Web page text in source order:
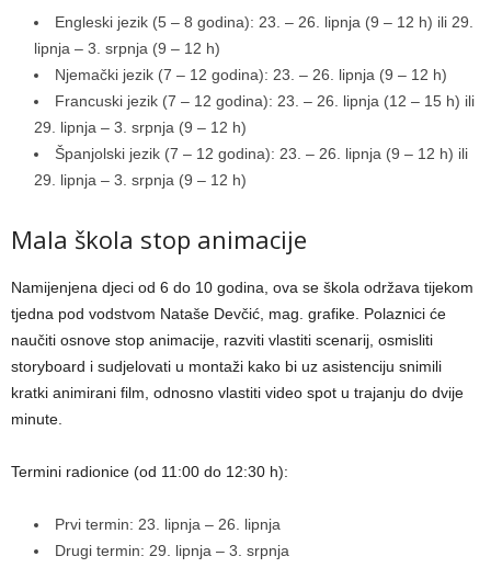
Engleski jezik (5 – 8 godina): 23. – 26. lipnja (9 – 12 h) ili 29.
lipnja – 3. srpnja (9 – 12 h)
Njemački jezik (7 – 12 godina): 23. – 26. lipnja (9 – 12 h)
Francuski jezik (7 – 12 godina): 23. – 26. lipnja (12 – 15 h) ili
29. lipnja – 3. srpnja (9 – 12 h)
Španjolski jezik (7 – 12 godina): 23. – 26. lipnja (9 – 12 h) ili
29. lipnja – 3. srpnja (9 – 12 h)
Mala škola stop animacije
Namijenjena djeci od 6 do 10 godina, ova se škola održava tijekom
tjedna pod vodstvom Nataše Devčić, mag. grafike. Polaznici će
naučiti osnove stop animacije, razviti vlastiti scenarij, osmisliti
storyboard i sudjelovati u montaži kako bi uz asistenciju snimili
kratki animirani film, odnosno vlastiti video spot u trajanju do dvije
minute.
Termini radionice (od 11:00 do 12:30 h):
Prvi termin: 23. lipnja – 26. lipnja
Drugi termin: 29. lipnja – 3. srpnja